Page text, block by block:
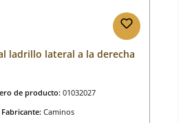
ladrillo lateral a la derecha
de producto: 01032027
Fabricante: Caminos